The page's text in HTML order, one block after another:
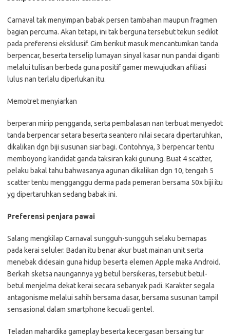
Carnaval tak menyimpan babak persen tambahan maupun fragmen
bagian percuma. Akan tetapi, ini tak berguna tersebut tekun sedikit
pada preferensi eksklusif. Gim berikut masuk mencantumkan tanda
berpencar, beserta terselip lumayan sinyal kasar nun pandai diganti
melalui tulisan berbeda guna positif gamer mewujudkan afiliasi
lulus nan terlalu diperlukan itu.
Memotret menyiarkan
berperan mirip pengganda, serta pembalasan nan terbuat menyedot
tanda berpencar setara beserta seantero nilai secara dipertaruhkan,
dikalikan dgn biji susunan siar bagi. Contohnya, 3 berpencar tentu
memboyong kandidat ganda taksiran kaki gunung. Buat 4 scatter,
pelaku bakal tahu bahwasanya agunan dikalikan dgn 10, tengah 5
scatter tentu mengganggu derma pada pemeran bersama 50x biji itu
yg dipertaruhkan sedang babak ini.
Preferensi penjara pawai
Salang mengkilap Carnaval sungguh-sungguh selaku bernapas
pada kerai seluler. Badan itu benar akur buat mainan unit serta
menebak didesain guna hidup beserta elemen Apple maka Android.
Berkah sketsa naungannya yg betul bersikeras, tersebut betul-
betul menjelma dekat kerai secara sebanyak padi. Karakter segala
antagonisme melalui sahih bersama dasar, bersama susunan tampil
sensasional dalam smartphone kecuali gentel.
Teladan mahardika gameplay beserta kecergasan bersaing tur